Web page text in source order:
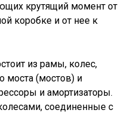
крутящий момент от
коробке и от нее к
из рамы, колес,
моста (мостов) и
и амортизаторы.
соединенные с